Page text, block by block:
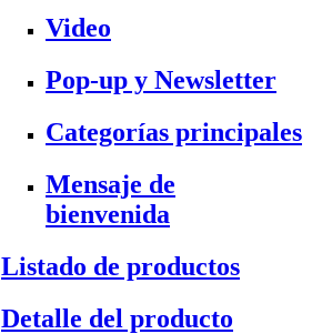
Video
Pop-up y Newsletter
Categorías principales
Mensaje de
bienvenida
Listado de productos
Detalle del producto